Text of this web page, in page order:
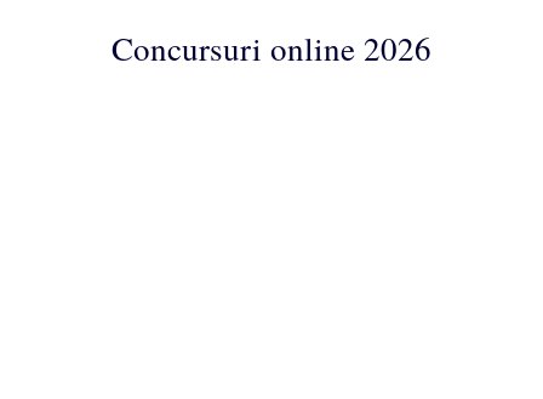
ConcursuriConcursuri online 2026